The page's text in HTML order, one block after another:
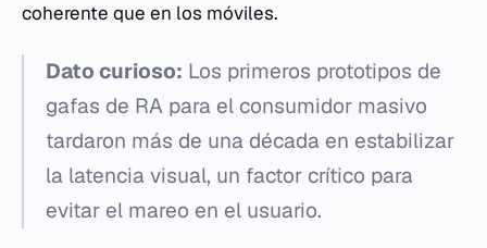
coherente que en los móviles.
Dato curioso: Los primeros prototipos de
gafas de RA para el consumidor masivo
tardaron más de una década en estabilizar
la latencia visual, un factor crítico para
evitar el mareo en el usuario.